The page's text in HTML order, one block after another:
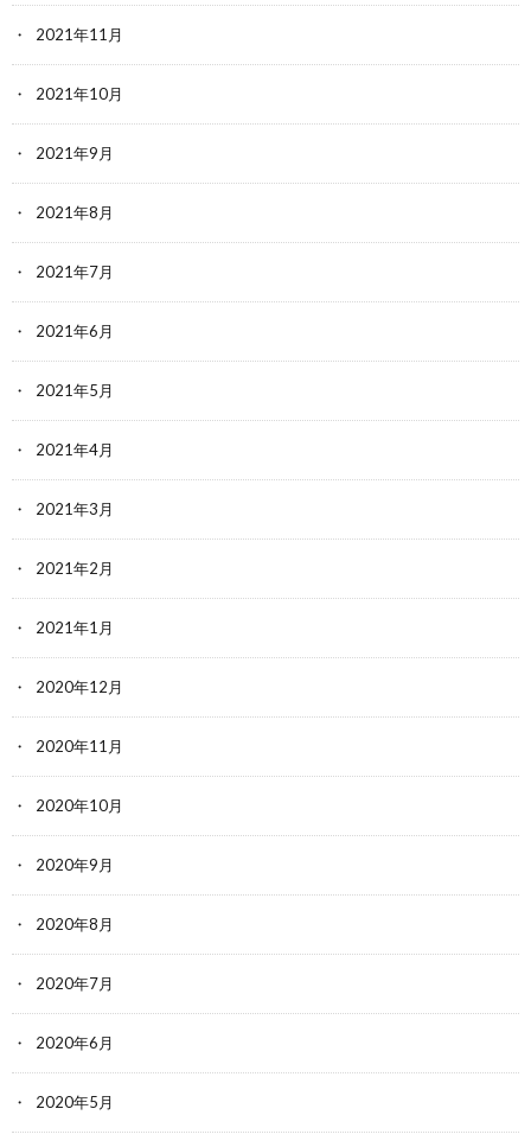
2021年11月
2021年10月
2021年9月
2021年8月
2021年7月
2021年6月
2021年5月
2021年4月
2021年3月
2021年2月
2021年1月
2020年12月
2020年11月
2020年10月
2020年9月
2020年8月
2020年7月
2020年6月
2020年5月